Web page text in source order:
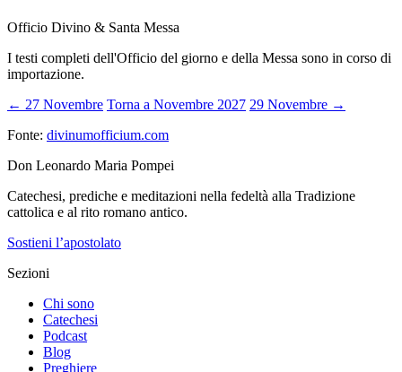
Officio Divino & Santa Messa
I testi completi dell'Officio del giorno e della Messa sono in corso di
importazione.
← 27 Novembre Torna a Novembre 2027 29 Novembre →
Fonte: divinumofficium.com
Don Leonardo Maria Pompei
Catechesi, prediche e meditazioni nella fedeltà alla Tradizione
cattolica e al rito romano antico.
Sostieni l’apostolato
Sezioni
Chi sono
Catechesi
Podcast
Blog
Preghiere